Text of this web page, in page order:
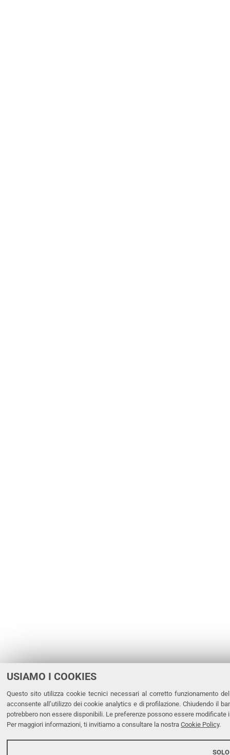
USIAMO I COOKIES
Questo sito utilizza cookie tecnici necessari al corretto funzionamento
acconsente all’utilizzo dei cookie analytics e di profilazione. Chiudendo il
potrebbero non essere disponibili. Le preferenze possono essere
Per maggiori informazioni, ti invitiamo a consultare la nostra Cookie Policy.